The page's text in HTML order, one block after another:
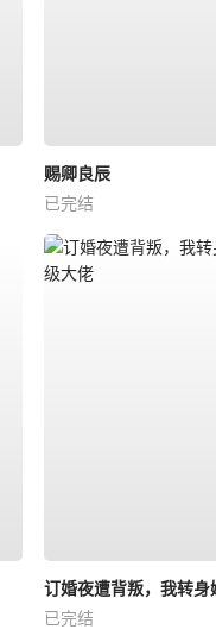
赐卿良辰
已完结
已完结